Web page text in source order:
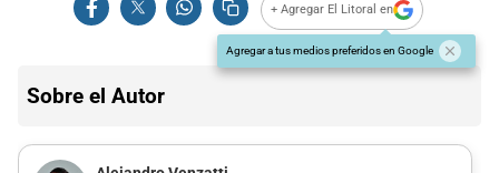
+ Agregar El Litoral en
Agregar a tus medios preferidos en Google
Sobre el Autor